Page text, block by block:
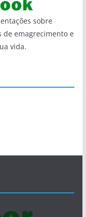
sobre
de emagrecimento e
vida.